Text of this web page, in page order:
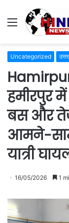
Menu
Uncategorized
हमीरपुर
बस और
आमने-
यात्री
16/05/2026 1